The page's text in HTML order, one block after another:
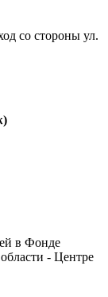
со стороны ул.
в Фонде
- Центре